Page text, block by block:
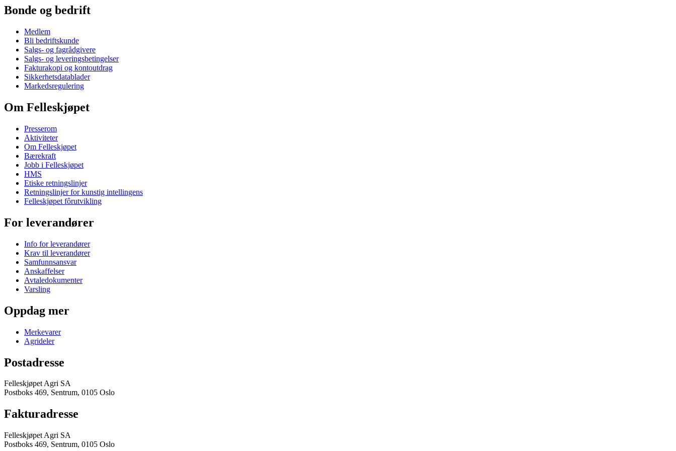
Bonde og bedrift
Medlem
Bli bedriftskunde
Salgs- og fagrådgivere
Salgs- og leveringsbetingelser
Fakturakopi og kontoutdrag
Sikkerhetsdatablader
Markedsregulering
Om Felleskjøpet
Presserom
Aktiviteter
Om Felleskjøpet
Bærekraft
Jobb i Felleskjøpet
HMS
Etiske retningslinjer
Retningslinjer for kunstig intellingens
Felleskjøpet fôrutvikling
For leverandører
Info for leverandører
Krav til leverandører
Samfunnsansvar
Anskaffelser
Avtaledokumenter
Varsling
Oppdag mer
Merkevarer
Agrideler
Postadresse
Felleskjøpet Agri SA
Postboks 469, Sentrum, 0105 Oslo
Fakturadresse
Felleskjøpet Agri SA
Postboks 469, Sentrum, 0105 Oslo